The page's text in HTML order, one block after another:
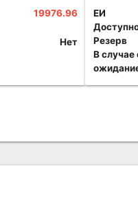
19976.96
Нет
ЕИ
Резерв
В случае